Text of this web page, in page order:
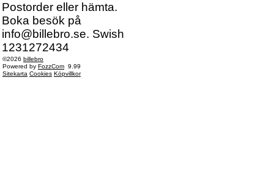
Postorder eller hämta.
Boka besök på
info@billebro.se. Swish
1231272434
©2026 billebro
Powered by FozzCom 9.99
Sitekarta Cookies Köpvillkor